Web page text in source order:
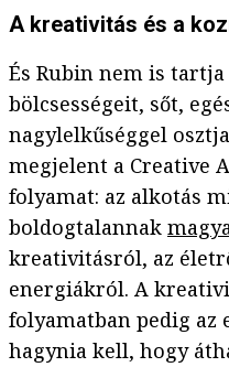
A kreativitás és a
És Rubin nem is
bölcsességeit, sőt,
nagylelkűséggel
megjelent a Creative
folyamat: az alkotás
boldogtalannak
kreativitásról, az
energiákról. A
folyamatban pedig az
hagynia kell, hogy